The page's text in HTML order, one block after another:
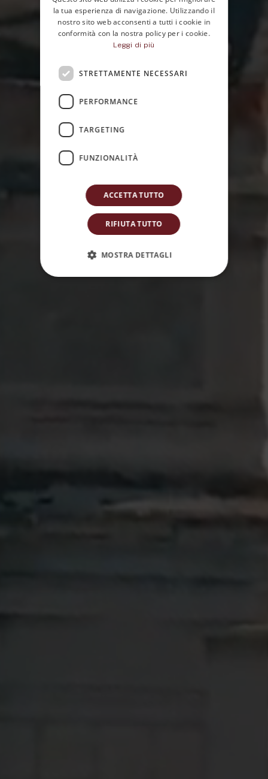
Hotel Principe di
Villafranca: Il tuo
boutique hotel nel
centro di Palermo
ENGLISH
la tua esperienza di navigazione. Utilizzando il
nostro sito web acconsenti a tutti i cookie in
conformità con la nostra policy per i cookie.
Leggi di più
STRETTAMENTE NECESSARI
PERFORMANCE
TARGETING
FUNZIONALITÀ
ACCETTA TUTTO
RIFIUTA TUTTO
MOSTRA DETTAGLI